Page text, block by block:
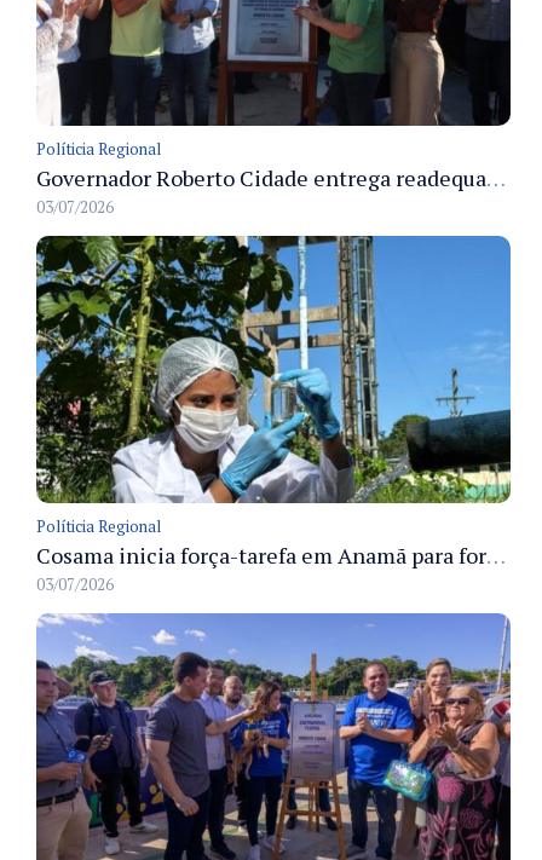
Políticia Regional
Governador Roberto Cidade entrega readequação do ambulatório da FCecon e amplia capacidade de atendimento oncológico em Manaus
03/07/2026
Políticia Regional
Cosama inicia força-tarefa em Anamã para fortalecer abastecimento de água e segurança hídrica da população
03/07/2026